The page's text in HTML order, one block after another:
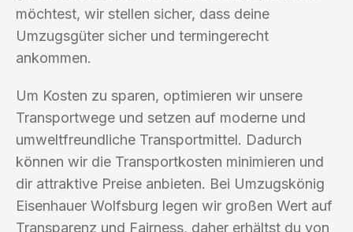
möchtest, wir stellen sicher, dass deine
Umzugsgüter sicher und termingerecht
ankommen.
Um Kosten zu sparen, optimieren wir unsere
Transportwege und setzen auf moderne und
umweltfreundliche Transportmittel. Dadurch
können wir die Transportkosten minimieren und
dir attraktive Preise anbieten. Bei Umzugskönig
Eisenhauer Wolfsburg legen wir großen Wert auf
Transparenz und Fairness, daher erhältst du von